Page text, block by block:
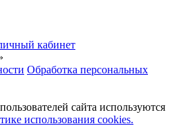
кабинет
Обработка персональных
сайта используются
использования cookies.